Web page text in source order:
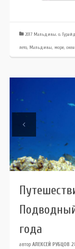
2017 Мальдивы. о.
лето, Мальдивы, море,
Previous
года
автор АЛЕКСЕЙ РУБЦОВ